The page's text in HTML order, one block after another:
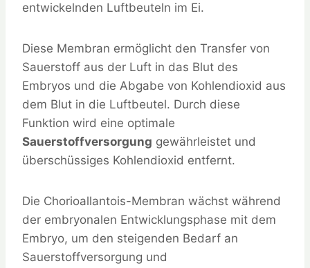
entwickelnden Luftbeuteln im Ei.
Diese Membran ermöglicht den Transfer von
Sauerstoff aus der Luft in das Blut des
Embryos und die Abgabe von Kohlendioxid aus
dem Blut in die Luftbeutel. Durch diese
Funktion wird eine optimale
Sauerstoffversorgung gewährleistet und
überschüssiges Kohlendioxid entfernt.
Die Chorioallantois-Membran wächst während
der embryonalen Entwicklungsphase mit dem
Embryo, um den steigenden Bedarf an
Sauerstoffversorgung und